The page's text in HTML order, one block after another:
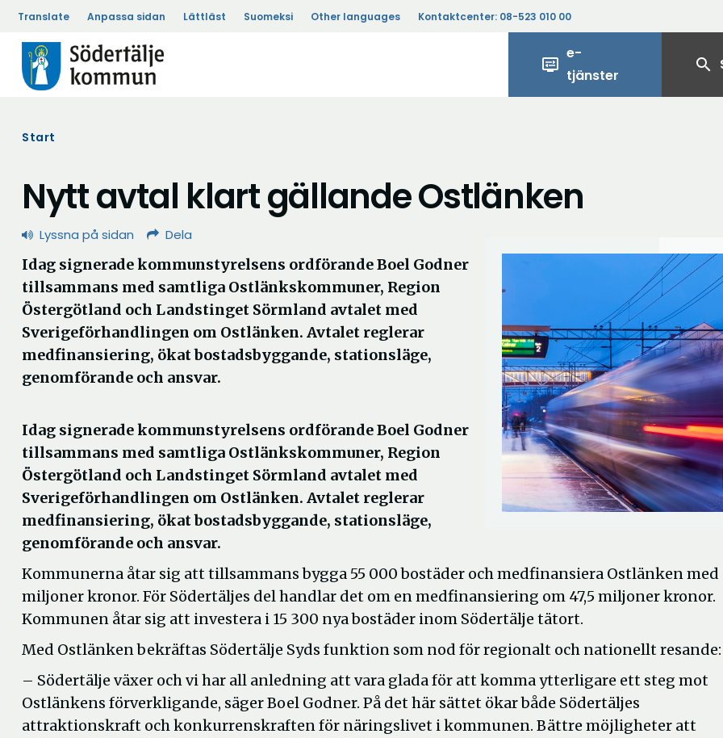
Translate Anpassa sidan Lättläst Suomeksi Other languages Kontaktcenter: 08-523 010 00
display_settings
e-
tjänster
search
Start
Nytt avtal klart gällande Ostlänken
Lyssna på sidan Dela
Idag signerade kommunstyrelsens ordförande Boel Godner
tillsammans med samtliga Ostlänkskommuner, Region
Östergötland och Landstinget Sörmland avtalet med
Sverigeförhandlingen om Ostlänken. Avtalet reglerar
medfinansiering, ökat bostadsbyggande, stationsläge,
genomförande och ansvar.
Idag signerade kommunstyrelsens ordförande Boel Godner
tillsammans med samtliga Ostlänkskommuner, Region
Östergötland och Landstinget Sörmland avtalet med
Sverigeförhandlingen om Ostlänken. Avtalet reglerar
medfinansiering, ökat bostadsbyggande, stationsläge,
genomförande och ansvar.
Kommunerna åtar sig att tillsammans bygga 55 000 bostäder och medfinansiera Ostlänken med
miljoner kronor. För Södertäljes del handlar det om en medfinansiering om 47,5 miljoner kronor.
Kommunen åtar sig att investera i 15 300 nya bostäder inom Södertälje tätort.
Med Ostlänken bekräftas Södertälje Syds funktion som nod för regionalt och nationellt resande:
– Södertälje växer och vi har all anledning att vara glada för att komma ytterligare ett steg mot
Ostlänkens förverkligande, säger Boel Godner. På det här sättet ökar både Södertäljes
attraktionskraft och konkurrenskraften för näringslivet i kommunen. Bättre möjligheter att